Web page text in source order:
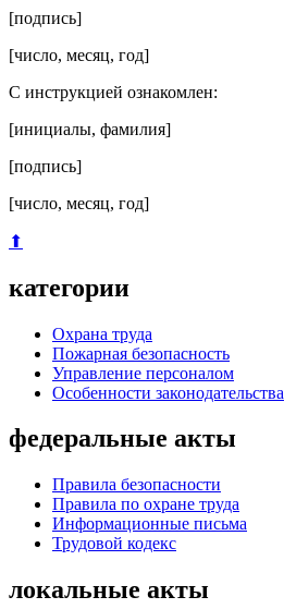
[подпись]
[число, месяц, год]
С инструкцией ознакомлен:
[инициалы, фамилия]
[подпись]
[число, месяц, год]
⬆
категории
Охрана труда
Пожарная безопасность
Управление персоналом
Особенности законодательства
федеральные акты
Правила безопасности
Правила по охране труда
Информационные письма
Трудовой кодекс
локальные акты